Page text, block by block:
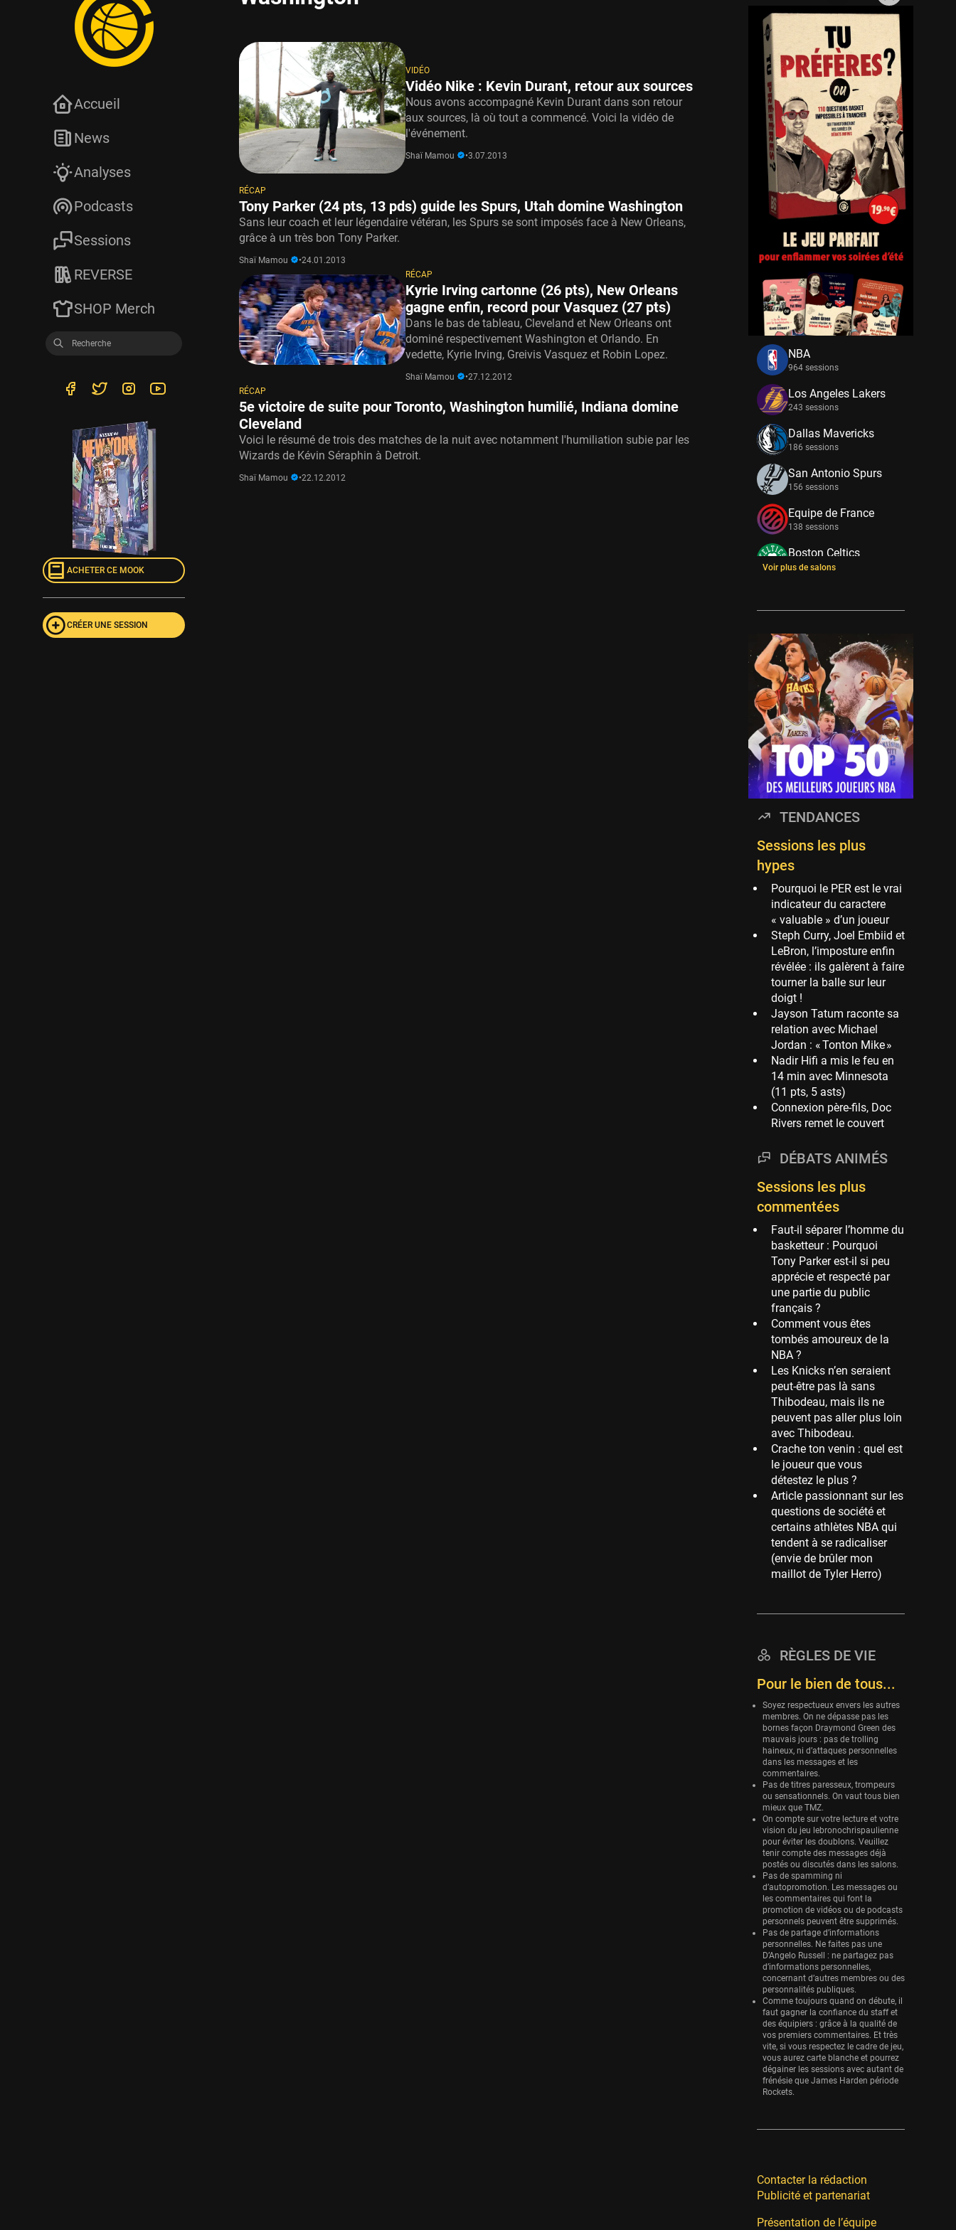
VIDÉO
Vidéo Nike : Kevin Durant, retour aux sources
Nous avons accompagné Kevin Durant dans son retour
aux sources, là où tout a commencé. Voici la vidéo de
l'événement.
Shaï Mamou •3.07.2013
RÉCAP
Tony Parker (24 pts, 13 pds) guide les Spurs, Utah domine Washington
Sans leur coach et leur légendaire vétéran, les Spurs se sont imposés face à New Orleans,
grâce à un très bon Tony Parker.
Shaï Mamou •24.01.2013
RÉCAP
Kyrie Irving cartonne (26 pts), New Orleans
gagne enfin, record pour Vasquez (27 pts)
Dans le bas de tableau, Cleveland et New Orleans ont
dominé respectivement Washington et Orlando. En
vedette, Kyrie Irving, Greivis Vasquez et Robin Lopez.
Shaï Mamou •27.12.2012
RÉCAP
5e victoire de suite pour Toronto, Washington humilié, Indiana domine
Cleveland
Voici le résumé de trois des matches de la nuit avec notamment l'humiliation subie par les
Wizards de Kévin Séraphin à Detroit.
Shaï Mamou •22.12.2012
Accueil
News
Analyses
Podcasts
Sessions
REVERSE
SHOP Merch
ACHETER CE MOOK
CRÉER UNE SESSION
NBA
964 sessions
Los Angeles Lakers
243 sessions
Dallas Mavericks
186 sessions
San Antonio Spurs
156 sessions
Equipe de France
138 sessions
Boston Celtics
133 sessions
Minnesota
Timberwolves
114 sessions
Golden State Warriors
113 sessions
Denver Nuggets
106 sessions
WNBA
97 sessions
Philadelphia Sixers
89 sessions
Milwaukee Bucks
Hoop Culture
73 sessions
Oklahoma City
Thunder
69 sessions
Phoenix Suns
69 sessions
Miami Heat
63 sessions
Los Angeles Clippers
61 sessions
Indiana Pacers
53 sessions
52 sessions
Atlanta Hawks
45 sessions
Chicago Bulls
41 sessions
Memphis Grizzlies
39 sessions
Cleveland Cavaliers
38 sessions
Orlando Magic
36 sessions
Euroleague
34 sessions
Charlotte Hornets
32 sessions
Houston Rockets
31 sessions
Washington Wizards
29 sessions
Portland Trail Blazers
Eurobasket
Detroit Pistons
Brooklyn Nets
24 sessions
Sacramento Kings
24 sessions
Utah Jazz
22 sessions
Toronto Raptors
18 sessions
REVERSE
11 sessions
Bleues
0 sessions
Voir plus de salons
TENDANCES
Sessions les plus
hypes
Pourquoi le PER est le vrai
indicateur du caractere
« valuable » d’un joueur
Steph Curry, Joel Embiid et
LeBron, l’imposture enfin
révélée : ils galèrent à faire
tourner la balle sur leur
doigt !
Jayson Tatum raconte sa
relation avec Michael
Jordan : « Tonton Mike »
Nadir Hifi a mis le feu en
14 min avec Minnesota
(11 pts, 5 asts)
Connexion père-fils, Doc
Rivers remet le couvert
DÉBATS ANIMÉS
Sessions les plus
commentées
Faut-il séparer l’homme du
basketteur : Pourquoi
Tony Parker est-il si peu
apprécie et respecté par
une partie du public
français ?
Comment vous êtes
tombés amoureux de la
NBA ?
Les Knicks n’en seraient
peut-être pas là sans
Thibodeau, mais ils ne
peuvent pas aller plus loin
avec Thibodeau.
Crache ton venin : quel est
le joueur que vous
détestez le plus ?
Article passionnant sur les
questions de société et
certains athlètes NBA qui
tendent à se radicaliser
(envie de brûler mon
maillot de Tyler Herro)
RÈGLES DE VIE
Pour le bien de tous...
Soyez respectueux envers les autres
membres. On ne dépasse pas les
bornes façon Draymond Green des
mauvais jours : pas de trolling
haineux, ni d’attaques personnelles
dans les messages et les
commentaires.
Pas de titres paresseux, trompeurs
ou sensationnels. On vaut tous bien
mieux que TMZ.
On compte sur votre lecture et votre
vision du jeu lebronochrispaulienne
pour éviter les doublons. Veuillez
tenir compte des messages déjà
postés ou discutés dans les salons.
Pas de spamming ni
d’autopromotion. Les messages ou
les commentaires qui font la
promotion de vidéos ou de podcasts
personnels peuvent être supprimés.
Pas de partage d’informations
personnelles. Ne faites pas une
D’Angelo Russell : ne partagez pas
d’informations personnelles,
concernant d’autres membres ou des
personnalités publiques.
Comme toujours quand on débute, il
faut gagner la confiance du staff et
des équipiers : grâce à la qualité de
vos premiers commentaires. Et très
vite, si vous respectez le cadre de jeu,
vous aurez carte blanche et pourrez
dégainer les sessions avec autant de
frénésie que James Harden période
Rockets.
Contacter la rédaction
Publicité et partenariat
Présentation de l’équipe